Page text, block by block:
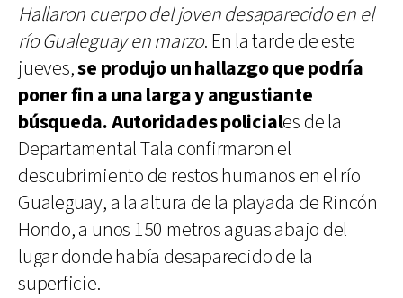
Hallaron cuerpo del joven desaparecido en el
río Gualeguay en marzo. En la tarde de este
jueves,se produjo un hallazgo que podría
poner fin a una larga y angustiante
búsqueda. Autoridades policiales de la
Departamental Tala confirmaron el
descubrimiento de restos humanos en el río
Gualeguay, a la altura de la playada de Rincón
Hondo, a unos 150 metros aguas abajo del
lugar donde había desaparecido de la
superficie.